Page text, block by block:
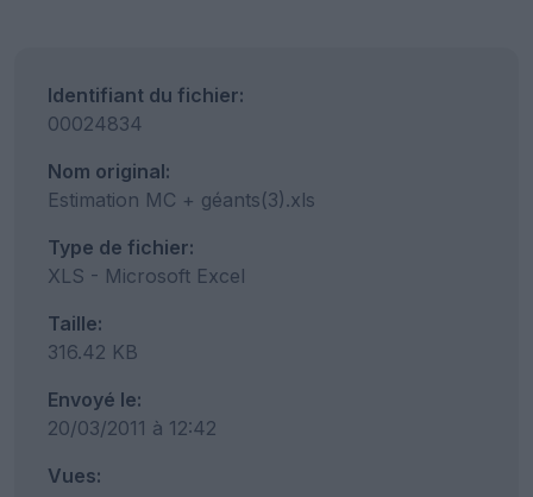
Identifiant du fichier:
00024834
Nom original:
Estimation MC + géants(3).xls
Type de fichier:
XLS - Microsoft Excel
Taille:
316.42 KB
Envoyé le:
20/03/2011 à 12:42
Vues: